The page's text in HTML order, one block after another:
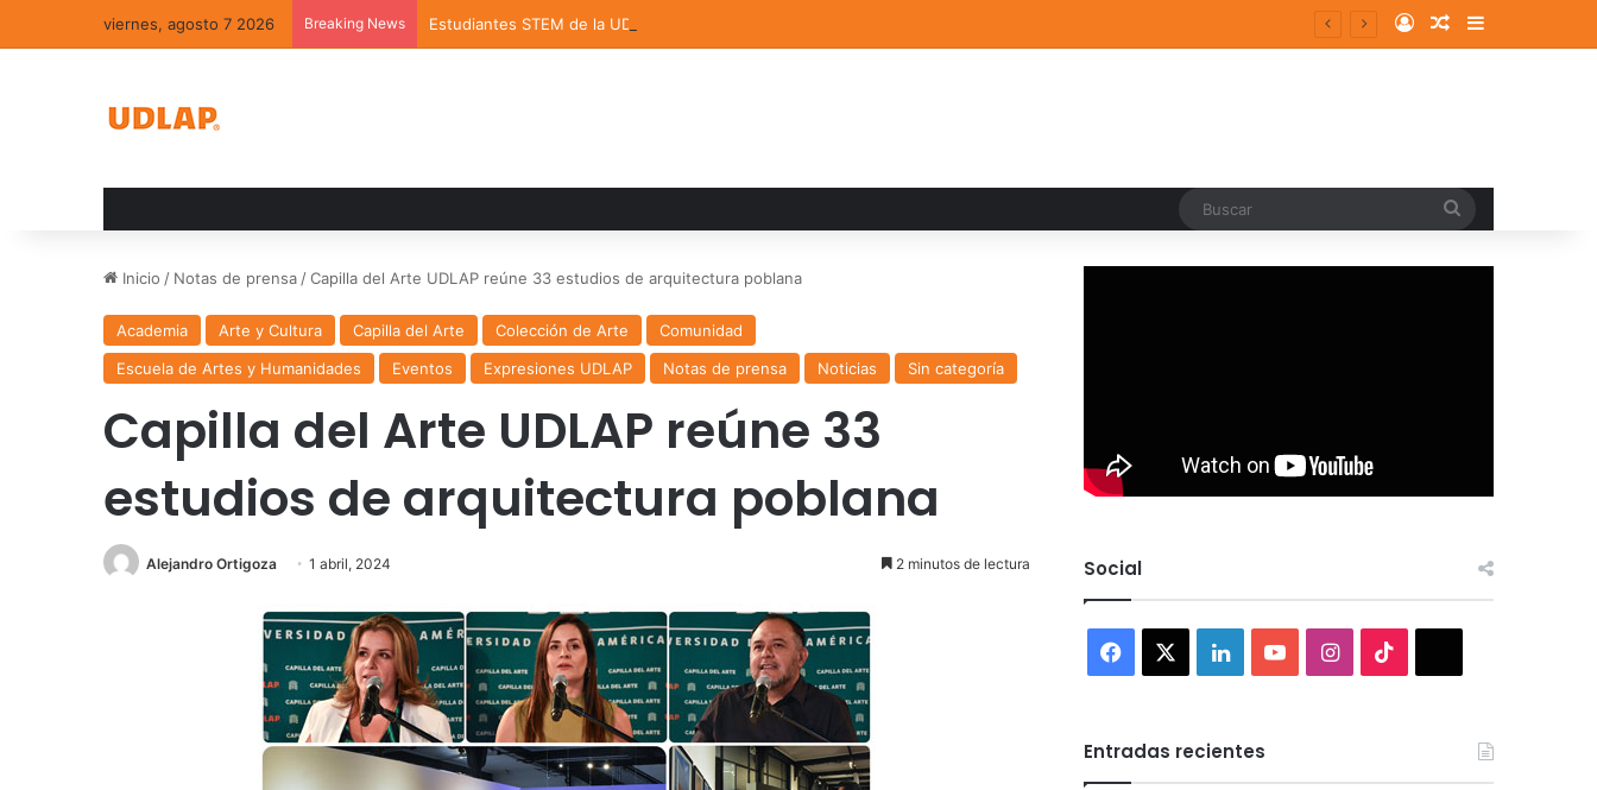
viernes, agosto 7 2026 Breaking News Estudiantes STEM de la UDLAP destacan en el MUTVI 2026 Log InRandom Article
Sidebar
Inicio / Notas de prensa /Capilla del Arte UDLAP reúne 33 estudios de arquitectura poblana
Academia Arte y Cultura Capilla del Arte Colección de Arte
Comunidad
Escuela de Artes y Humanidades
Eventos Expresiones UDLAP Notas de prensa Noticias Sin categoría
Capilla del Arte UDLAP reúne 33
estudios de arquitectura poblana
Alejandro Ortigoza 1 abril, 2024 2 minutos de lectura Social
Facebook LinkedInYouTubeInstagram
Entradas recientes